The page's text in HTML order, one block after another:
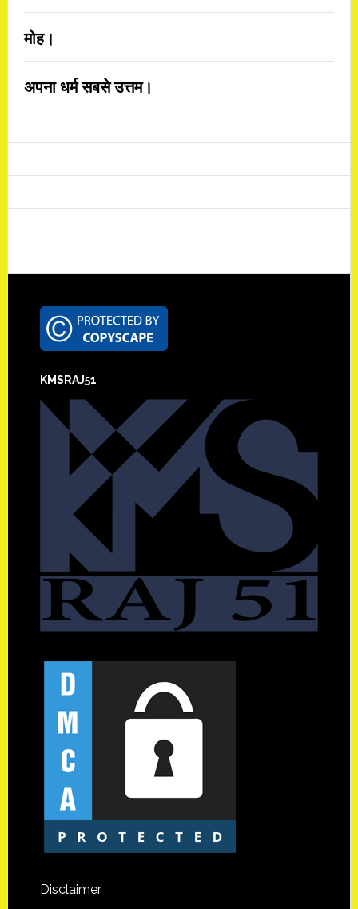
मोह।
अपना धर्म सबसे उत्तम।
Footer
KMSRAJ51
Disclaimer